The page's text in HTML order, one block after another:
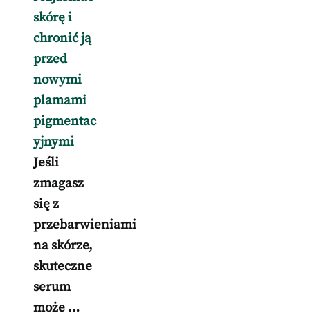
skórę i
chronić ją
przed
nowymi
plamami
pigmentac
yjnymi
Jeśli
zmagasz
się z
przebarwieniami
na skórze,
skuteczne
serum
może …